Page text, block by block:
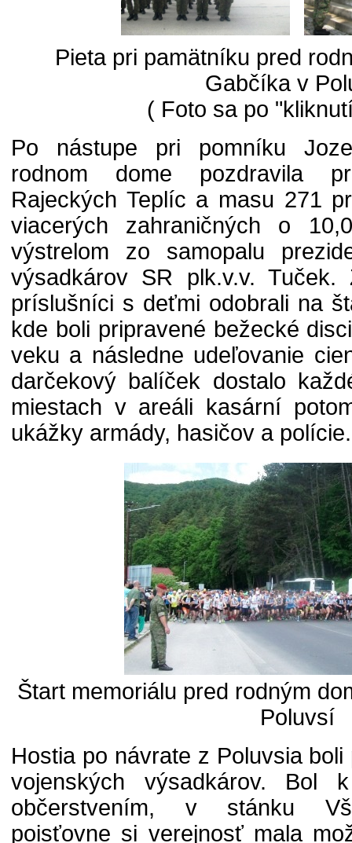
Pieta pri pamätníku pred
Gabčíka v
( Foto sa po
Po nástupe pri pomníku
rodnom dome pozdravila
Rajeckých Teplíc a masu 271
viacerých zahraničných o
výstrelom zo samopalu
výsadkárov SR plk.v.v.
príslušníci s deťmi odobrali na
kde boli pripravené bežecké
veku a následne udeľovanie
darčekový balíček dostalo
miestach v areáli kasární
ukážky armády, hasičov a polície.
Štart memoriálu pred rodným
Poluvsí
Hostia po návrate z Poluvsia
vojenských výsadkárov. Bol
občerstvením, v stánku
poisťovne si verejnosť mala